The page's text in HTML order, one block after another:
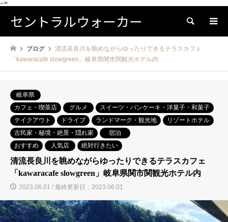
-->
セントラルウォーカー 検索
ブログ
清流長良川を眺めながらゆったりできるテラスカフェ
「kawaracafe slowgreen」岐阜県関市関観光ホテル内
岐阜県
カフェ・喫茶店
グルメ
スイーツ・パンケーキ・洋菓子・和菓子
テイクアウト
ドライブ ランドマーク・観光地
リゾートホテル
古民家・秘境・絶景・隠れ家
宿泊
おすすめ
人気店 絶対行きたい
清流長良川を眺めながらゆったりできるテラスカフェ
「kawaracafe slowgreen」岐阜県関市関観光ホテル内
2023.06.01 / 最終更新日：2023.06.01